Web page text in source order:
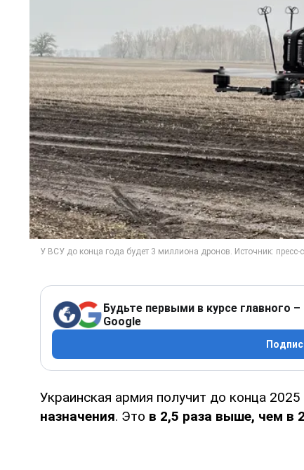
Будьте первыми в курсе главного
Google
Украинская армия получит до конца 2025
назначения. Это в 2,5 раза выше, чем в